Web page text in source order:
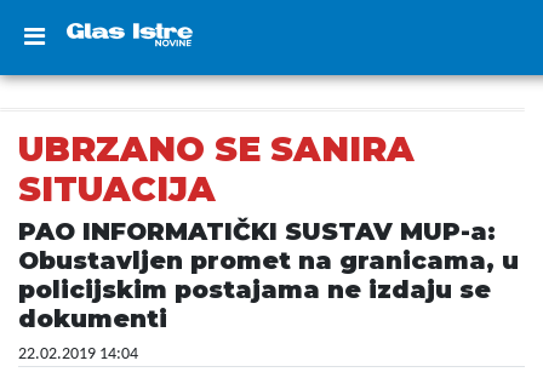
UBRZANO SE SANIRA
SITUACIJA
PAO INFORMATIČKI SUSTAV MUP-a:
Obustavljen promet na granicama, u
policijskim postajama ne izdaju se
dokumenti
22.02.2019 14:04